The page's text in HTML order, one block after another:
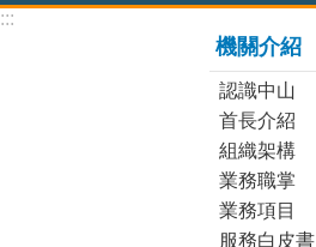
:::
機關介紹
認識中山
首長介紹
組織架構
業務職掌
業務項目
服務白皮書